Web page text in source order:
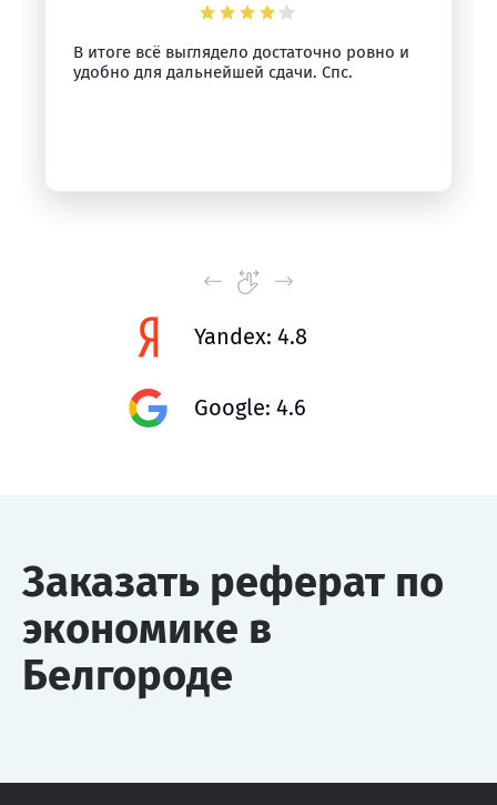
В итоге всё выглядело достаточно ровно и
удобно для дальнейшей сдачи. Спс.
Yandex: 4.8
Google: 4.6
Заказать реферат по
экономике в
Белгороде